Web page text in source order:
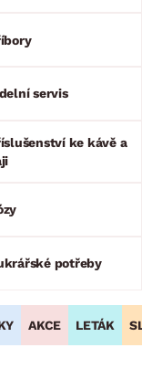
servis
ke kávě a
potřeby
AKCE LETÁK